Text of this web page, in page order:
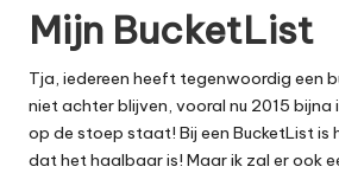
door
Mijn BucketList
Tja, iedereen heeft tegenwoordig een
niet achter blijven, vooral nu 2015 bijna
op de stoep staat! Bij een BucketList is
dat het haalbaar is! Maar ik zal er ook